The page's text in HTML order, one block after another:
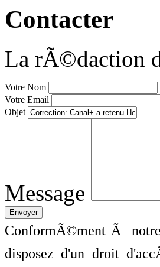
Contacter
La rÃ©daction
Votre Nom
Votre Email
Objet
Message
ConformÃ©ment Ã
disposez d'un droit